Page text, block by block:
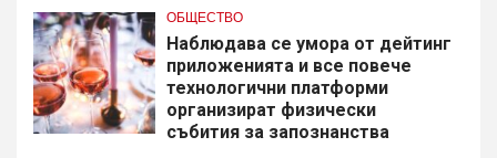
ОБЩЕСТВО
Наблюдава се умора от дейтинг
приложенията и все повече
технологични платформи
организират физически
събития за запознанства